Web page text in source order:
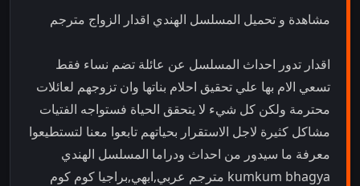
مشاهدة و تحميل المسلسل الهندي اقدار الزواج مترجم
اقدار تدور احداث المسلسل عن عائلة تضم نساء فقط
تسعي الام بها علي تحقيق احلام بناتها وان تزوجهم لعائلات
محترمة ولكن كل شيء لا يتحقق الحياة فستواجه الفتيات
مشاكل كثيرة لاجل الاستقرار بحياتهم تابعوا معنا لتستطيعوا
معرفة ما سيدور من احداث ودراما المسلسل الهندي
kumkum bhagya مترجم عربي,ابهي,براجيا كوم كوم